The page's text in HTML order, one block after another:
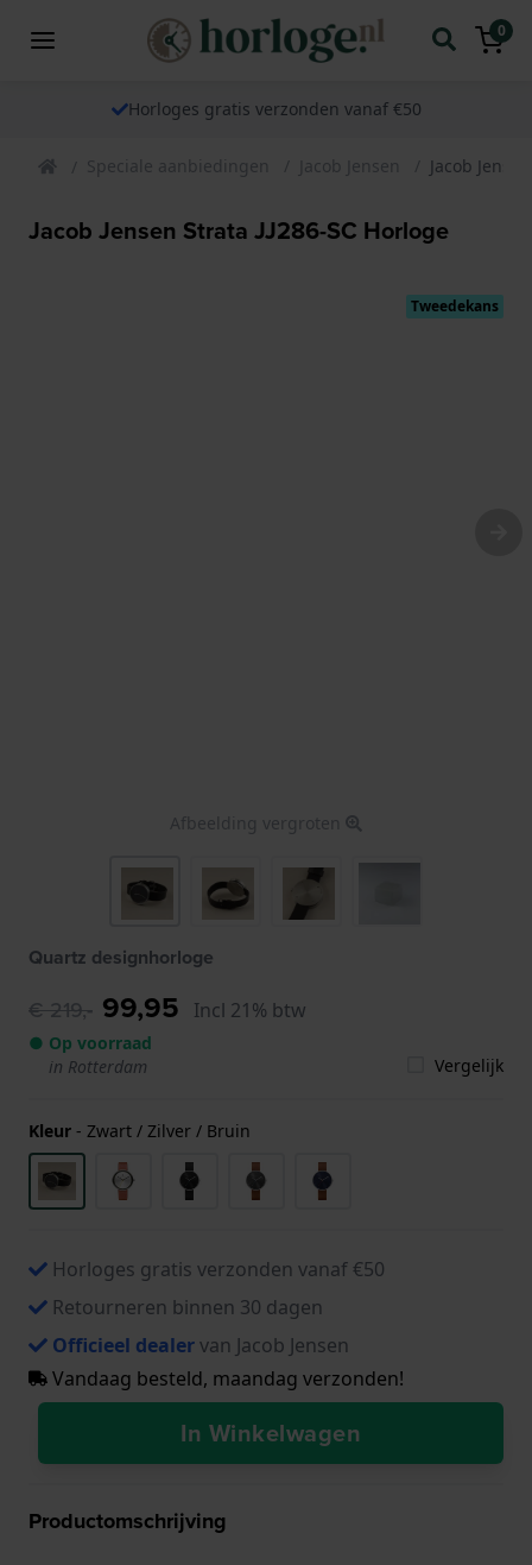
0
Horloges gratis verzonden vanaf €50
Speciale aanbiedingen Jacob Jensen Jacob
Jacob Jensen Strata JJ286-SC Horloge
Tweedekans
Afbeelding vergroten
Quartz designhorloge
€ 219,- 99,95 Incl 21% btw
● Op voorraad
in Rotterdam
Vergelijk
Kleur - Zwart / Zilver / Bruin
Horloges gratis verzonden vanaf €50
Retourneren binnen 30 dagen
Officieel dealervan Jacob Jensen
Vandaag besteld, maandag verzonden!
In Winkelwagen
Productomschrijving